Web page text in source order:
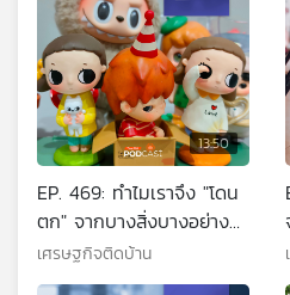
13:50
EP. 469: ทำไมเราจึง "โดน
ตก" จากบางสิ่งบางอย่าง
จากการโฆษณา สมองของ
เราคิดอะไรอยู่กันแน่
เศรษฐกิจติดบ้าน